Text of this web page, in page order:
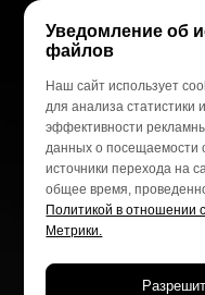
Уведомление об
файлов
Наш сайт использует
для анализа статистики
эффективности
данных о посещаемости
источники перехода на
общее время,
Политикой в отношении
Метрики.
февраля
в стиле
«Форт
для